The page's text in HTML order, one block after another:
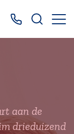
Bel ons: 0499
aan de
drieduizend